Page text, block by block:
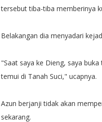
tersebut tiba-tiba memberinya
Belakangan dia menyadari
"Saat saya ke Dieng, saya
temui di Tanah Suci," ucapnya.
Azun berjanji tidak akan
sekarang.